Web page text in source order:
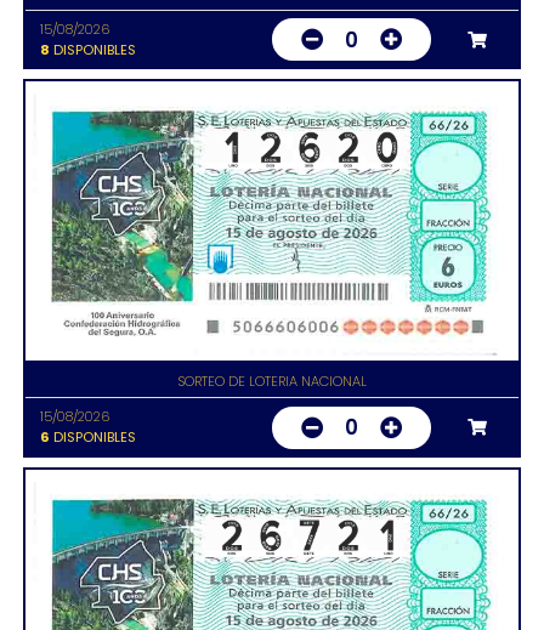
15/08/2026
8 DISPONIBLES 0
SORTEO DE LOTERIA NACIONAL
15/08/2026
6 DISPONIBLES 0